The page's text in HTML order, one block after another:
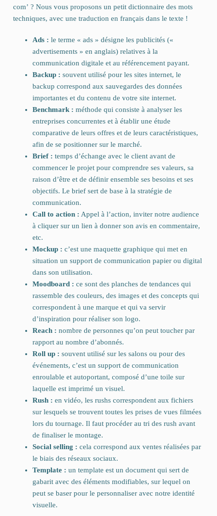
com’ ? Nous vous proposons un petit dictionnaire des mots
techniques, avec une traduction en français dans le texte !
Ads : le terme « ads » désigne les publicités («
advertisements » en anglais) relatives à la
communication digitale et au référencement payant.
Backup : souvent utilisé pour les sites internet, le
backup correspond aux sauvegardes des données
importantes et du contenu de votre site internet.
Benchmark : méthode qui consiste à analyser les
entreprises concurrentes et à établir une étude
comparative de leurs offres et de leurs caractéristiques,
afin de se positionner sur le marché.
Brief : temps d’échange avec le client avant de
commencer le projet pour comprendre ses valeurs, sa
raison d’être et de définir ensemble ses besoins et ses
objectifs. Le brief sert de base à la stratégie de
communication.
Call to action : Appel à l’action, inviter notre audience
à cliquer sur un lien à donner son avis en commentaire,
etc.
Mockup : c’est une maquette graphique qui met en
situation un support de communication papier ou digital
dans son utilisation.
Moodboard : ce sont des planches de tendances qui
rassemble des couleurs, des images et des concepts qui
correspondent à une marque et qui va servir
d’inspiration pour réaliser son logo.
Reach : nombre de personnes qu’on peut toucher par
rapport au nombre d’abonnés.
Roll up : souvent utilisé sur les salons ou pour des
événements, c’est un support de communication
enroulable et autoportant, composé d’une toile sur
laquelle est imprimé un visuel.
Rush : en vidéo, les rushs correspondent aux fichiers
sur lesquels se trouvent toutes les prises de vues filmées
lors du tournage. Il faut procéder au tri des rush avant
de finaliser le montage.
Social selling : cela correspond aux ventes réalisées par
le biais des réseaux sociaux.
Template : un template est un document qui sert de
gabarit avec des éléments modifiables, sur lequel on
peut se baser pour le personnaliser avec notre identité
visuelle.